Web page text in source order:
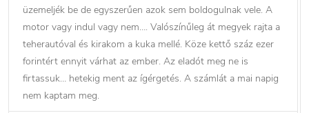
üzemeljék be de egyszerűen azok sem boldogulnak vele. A
motor vagy indul vagy nem…. Valószínűleg át megyek rajta a
teherautóval és kirakom a kuka mellé. Köze kettő száz ezer
forintért ennyit várhat az ember. Az eladót meg ne is
firtassuk… hetekig ment az ígérgetés. A számlát a mai napig
nem kaptam meg.